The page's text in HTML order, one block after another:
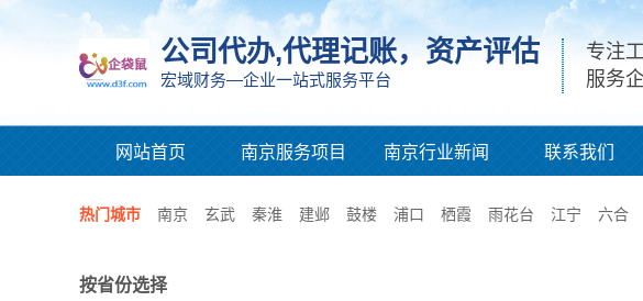
公司代办,代理记账，资产评估
宏域财务—企业一站式服务平台
专注
服务
网站首页 南京服务项目 南京行业新闻 联系我们
热门城市 南京 玄武 秦淮 建邺 鼓楼 浦口 栖霞 雨花台 江宁 六合
按省份选择